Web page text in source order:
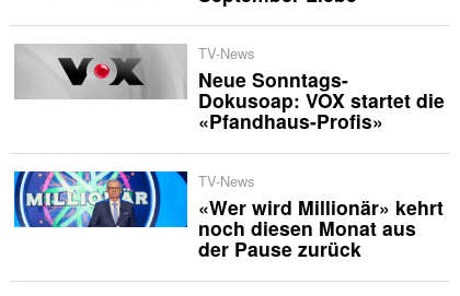
TV-News
Neue Sonntags-
Dokusoap: VOX startet die
«Pfandhaus-Profis»
TV-News
«Wer wird Millionär» kehrt
noch diesen Monat aus
der Pause zurück